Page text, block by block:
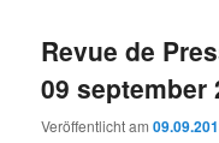
Revue de
09 september
Veröffentlicht am